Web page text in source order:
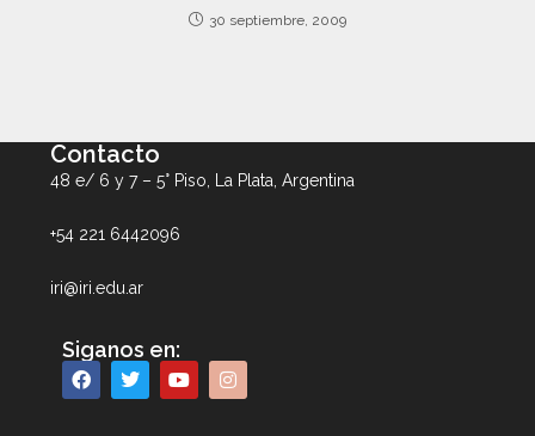
30 septiembre, 2009
Contacto
48 e/ 6 y 7 – 5° Piso, La Plata, Argentina
+54 221 6442096
iri@iri.edu.ar
Siganos en: